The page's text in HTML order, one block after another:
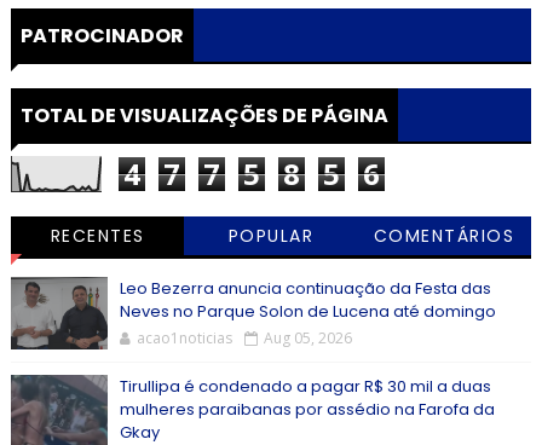
PATROCINADOR
TOTAL DE VISUALIZAÇÕES DE PÁGINA
4 7 7 5 8 5 6
RECENTES POPULAR COMENTÁRIOS
Leo Bezerra anuncia continuação da Festa das
Neves no Parque Solon de Lucena até domingo
acao1noticias Aug 05, 2026
Tirullipa é condenado a pagar R$ 30 mil a duas
mulheres paraibanas por assédio na Farofa da
Gkay